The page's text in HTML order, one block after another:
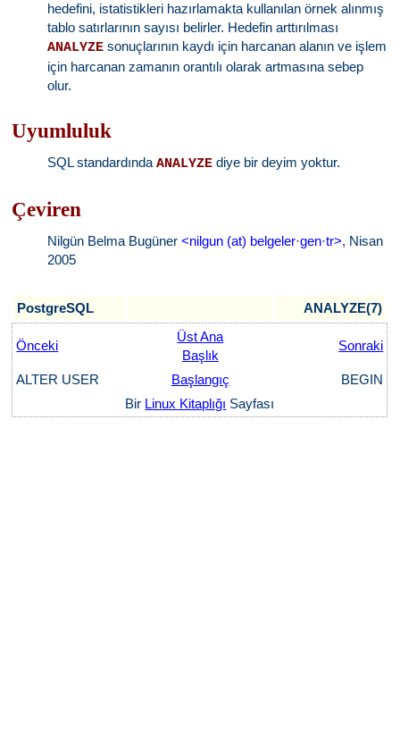
hedefini, istatistikleri hazırlamakta kullanılan örnek alınmış
tablo satırlarının sayısı belirler. Hedefin arttırılması
ANALYZE sonuçlarının kaydı için harcanan alanın ve işlem
için harcanan zamanın orantılı olarak artmasına sebep
olur.
Uyumluluk
SQL standardındaANALYZE diye bir deyim yoktur.
Çeviren
Nilgün Belma Bugüner<nilgun (at) belgeler·gen·tr>, Nisan
2005
PostgreSQL ANALYZE(7)
Önceki
Üst Ana
Başlık
Sonraki
ALTER USER Başlangıç
BEGIN
Bir Linux Kitaplığı Sayfası